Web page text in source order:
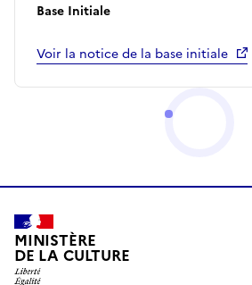
Base Initiale
Voir la notice de la base initiale
MINISTÈRE
DE LA CULTURE